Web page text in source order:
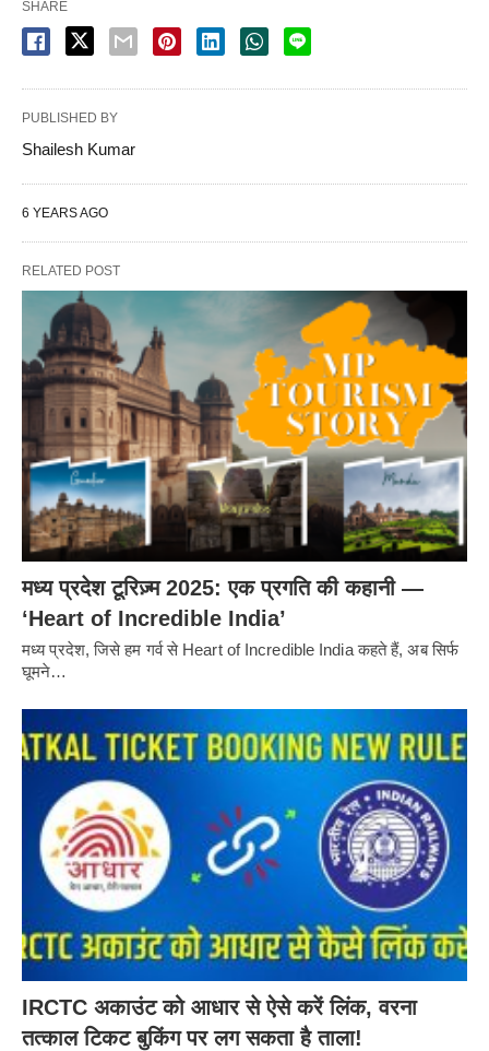
SHARE
PUBLISHED BY
Shailesh Kumar
6 YEARS AGO
RELATED POST
मध्य प्रदेश टूरिज़्म 2025: एक प्रगति की कहानी —
‘Heart of Incredible India’
मध्य प्रदेश, जिसे हम गर्व से Heart of Incredible India कहते हैं, अब सिर्फ
घूमने…
IRCTC अकाउंट को आधार से ऐसे करें लिंक, वरना
तत्काल टिकट बुकिंग पर लग सकता है ताला!